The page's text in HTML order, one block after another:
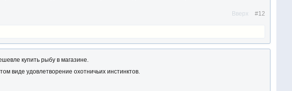
#12
Вверх
купить рыбу в магазине.
виде удовлетворение охотничьих инстинктов.